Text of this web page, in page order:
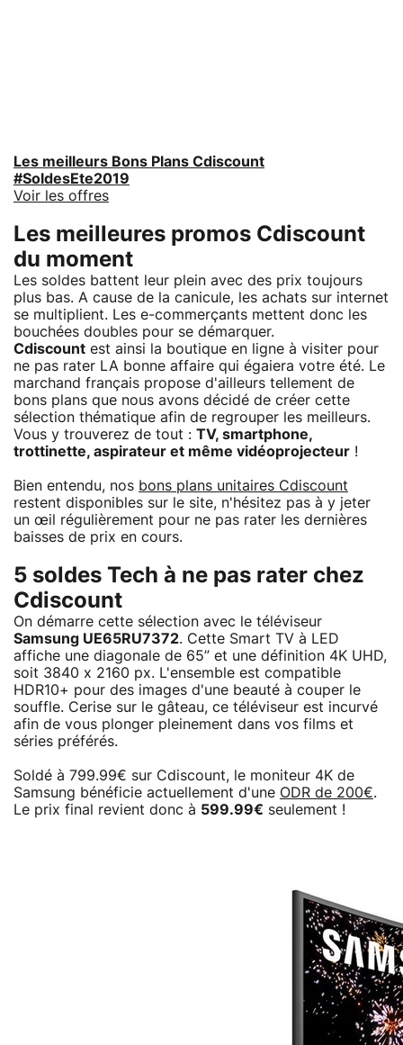
Les meilleurs Bons Plans Cdiscount
#SoldesEte2019
Voir les offres
Les meilleures promos Cdiscount
du moment
Les soldes battent leur plein avec des prix toujours
plus bas. A cause de la canicule, les achats sur internet
se multiplient. Les e-commerçants mettent donc les
bouchées doubles pour se démarquer.
Cdiscount est ainsi la boutique en ligne à visiter pour
ne pas rater LA bonne affaire qui égaiera votre été. Le
marchand français propose d'ailleurs tellement de
bons plans que nous avons décidé de créer cette
sélection thématique afin de regrouper les meilleurs.
Vous y trouverez de tout : TV, smartphone,
trottinette, aspirateur et même vidéoprojecteur !
Bien entendu, nos bons plans unitaires Cdiscount
restent disponibles sur le site, n'hésitez pas à y jeter
un œil régulièrement pour ne pas rater les dernières
baisses de prix en cours.
5 soldes Tech à ne pas rater chez
Cdiscount
On démarre cette sélection avec le téléviseur
Samsung UE65RU7372. Cette Smart TV à LED
affiche une diagonale de 65” et une définition 4K UHD,
soit 3840 x 2160 px. L'ensemble est compatible
HDR10+ pour des images d'une beauté à couper le
souffle. Cerise sur le gâteau, ce téléviseur est incurvé
afin de vous plonger pleinement dans vos films et
séries préférés.
Soldé à 799.99€ sur Cdiscount, le moniteur 4K de
Samsung bénéficie actuellement d'une ODR de 200€.
Le prix final revient donc à 599.99€ seulement !